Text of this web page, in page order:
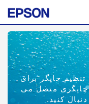
چاپگر برای
چاپگری متصل می
کنید.